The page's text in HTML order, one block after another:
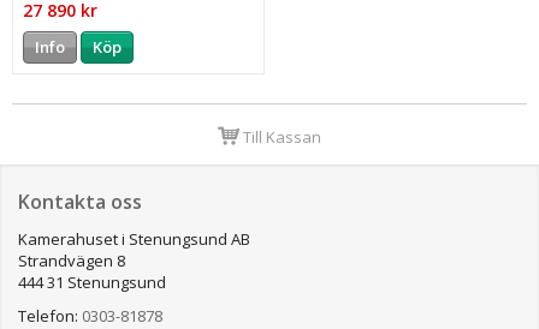
27 890 kr
Info Köp
Till Kassan
Kontakta oss
Kamerahuset i Stenungsund AB
Strandvägen 8
444 31 Stenungsund
Telefon: 0303-81878